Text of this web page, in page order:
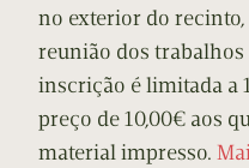
no exterior do
reunião dos
inscrição é limitada a
preço de 10,00€ aos
material impresso.